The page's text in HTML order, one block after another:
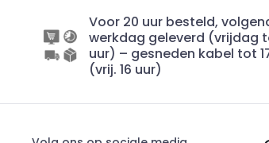
Voor 20 uur besteld,
werkdag geleverd (vrijdag
uur) – gesneden kabel tot
(vrij. 16 uur)